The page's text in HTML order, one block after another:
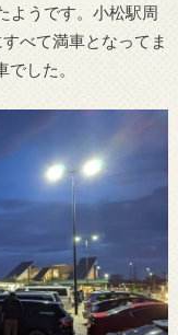
ようです。小松駅周
べて満車となってま
した。